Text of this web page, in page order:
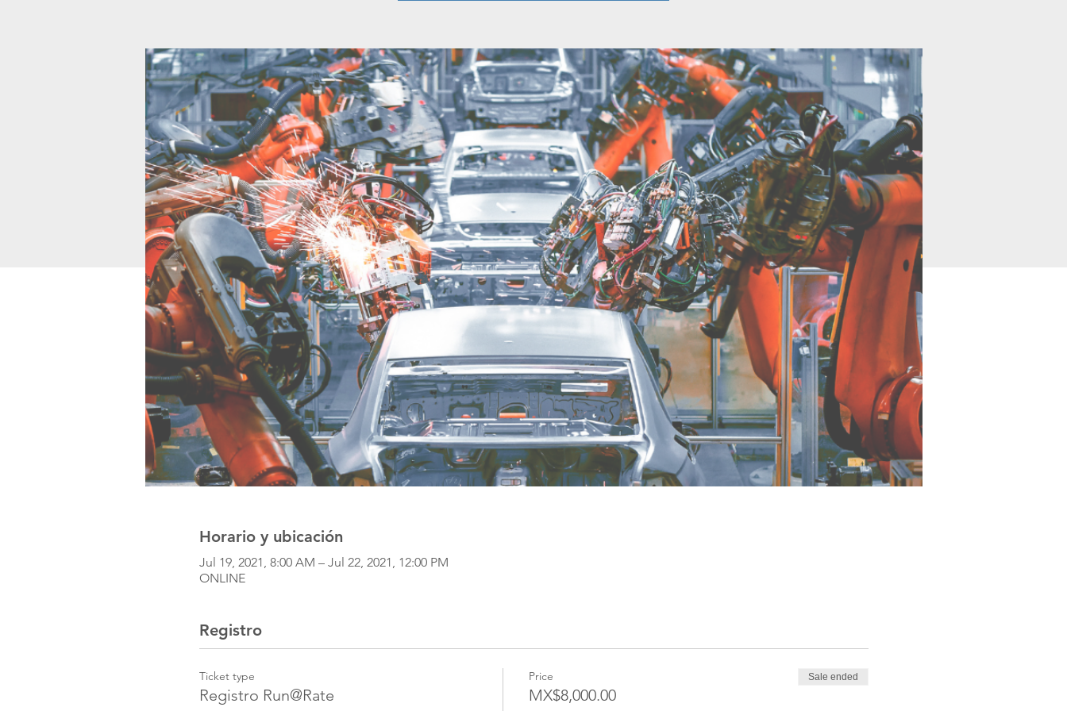
Horario y ubicación
Jul 19, 2021, 8:00 AM – Jul 22, 2021, 12:00 PM
ONLINE
Registro
Ticket type
Registro Run@Rate
Price
MX$8,000.00
Sale ended